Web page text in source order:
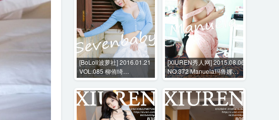
[BoLoli波萝社] 2016.01.21
VOL.085 柳侑绮
Sevenbaby[50P-133M]
[XIUREN秀人网] 2015.08.06
NO.372 Manuela玛鲁娜
[51P-223MB]